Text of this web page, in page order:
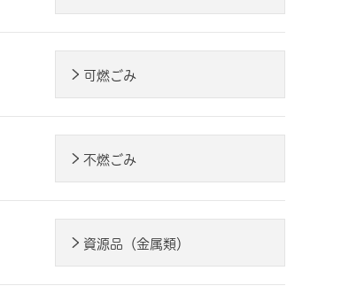
可燃ごみ
不燃ごみ
資源品（金属類）